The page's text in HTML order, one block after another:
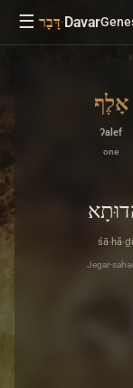
☰ דָּבָר·Davar
אָלֶף
ʔalef
one
Jegar-